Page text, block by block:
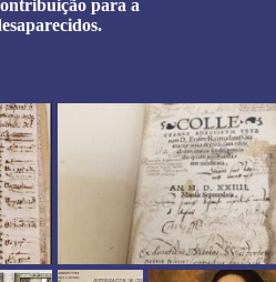
para a